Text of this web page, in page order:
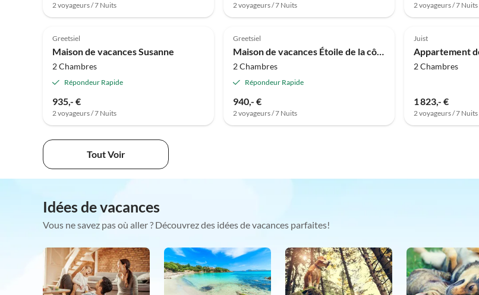
2 voyageurs / 7 Nuits 2 voyageurs / 7 Nuits 2 voyageurs / 7 Nuits
Annonce
Greetsiel
Maison de vacances Susanne
2 Chambres
Répondeur Rapide
935,- €
2 voyageurs / 7 Nuits
Annonce
Greetsiel
Maison de vacances Étoile de la côte
2 Chambres
Répondeur Rapide
940,- €
2 voyageurs / 7 Nuits
Juist
2 Chambres
1 823,- €
2 voyageurs / 7 Nuits
Tout Voir
Idées de vacances
Vous ne savez pas où aller ? Découvrez des idées de vacances parfaites!